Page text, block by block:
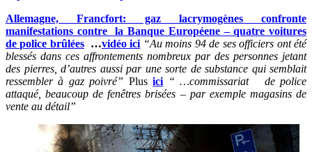
Allemagne, Francfort: gaz lacrymogènes confronte
manifestations contre la Banque Européene – quatre voitures
de police brûlées…vidéo ici “Au moins 94 de ses officiers ont été
blessés dans ces affrontements nombreux par des personnes jetant
des pierres, d’autres aussi par une sorte de substance qui semblait
ressembler à gaz poivré” Plusici “ …commissariat de police
attaqué, beaucoup de fenêtres brisées – par exemple magasins de
vente au détail”